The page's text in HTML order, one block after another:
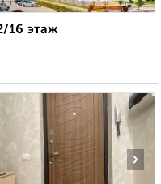
16 этаж
›